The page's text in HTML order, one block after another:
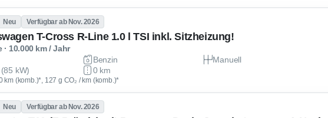
Neu Verfügbar ab Nov. 2026
T-Cross R-Line 1.0 l TSI inkl. Sitzheizung!
· 10.000 km / Jahr
Benzin
Manuell
kW)
0 km
km (komb.)*, 127 g CO₂ / km (komb.)*
Neu Verfügbar ab Nov. 2026